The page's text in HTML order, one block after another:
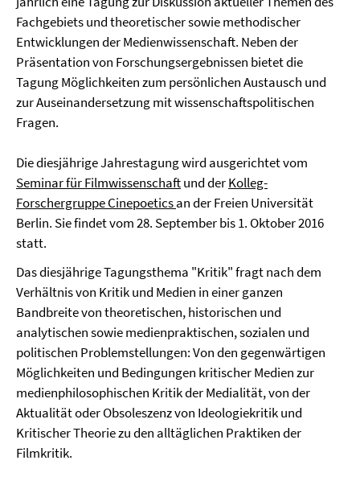
Fachgebiets und theoretischer sowie methodischer
Entwicklungen der Medienwissenschaft. Neben der
Präsentation von Forschungsergebnissen bietet die
Tagung Möglichkeiten zum persönlichen Austausch und
zur Auseinandersetzung mit wissenschaftspolitischen
Fragen.
Die diesjährige Jahrestagung wird ausgerichtet vom
Seminar für Filmwissenschaftund derKolleg-
Forschergruppe Cinepoeticsan der Freien Universität
Berlin. Sie findet vom 28. September bis 1. Oktober 2016
statt.
Das diesjährige Tagungsthema "Kritik" fragt nach dem
Verhältnis von Kritik und Medien in einer ganzen
Bandbreite von theoretischen, historischen und
analytischen sowie medienpraktischen, sozialen und
politischen Problemstellungen: Von den gegenwärtigen
Möglichkeiten und Bedingungen kritischer Medien zur
medienphilosophischen Kritik der Medialität, von der
Aktualität oder Obsoleszenz von Ideologiekritik und
Kritischer Theorie zu den alltäglichen Praktiken der
Filmkritik.